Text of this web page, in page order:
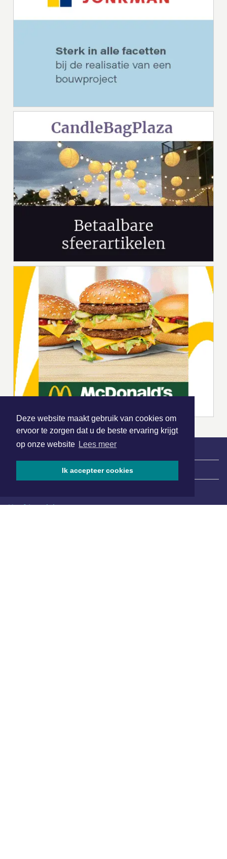
Deze website maakt gebruik van cookies om
ervoor te zorgen dat u de beste ervaring krijgt
op onze website Lees meer
Ik accepteer cookies
| Nieuws | Sport | Evenementen
Hoofdvestiging: